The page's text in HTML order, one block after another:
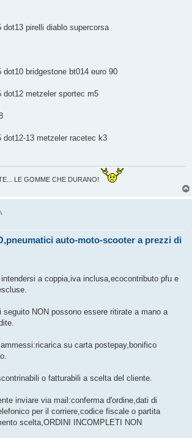
pirelli diablo supercorsa
bridgestone bt014 euro 90
dot12 metzeler sportec m5
dot12-13 metzeler racetec k3
LE GOMME CHE DURANO!
auto-moto-scooter a prezzi di
a coppia,iva inclusa,ecocontributo pfu e
seguito NON possono essere ritirate a mano a
su carta postepay,bonifico
o fatturabili a scelta del cliente.
inviare via mail:conferma d'ordine,dati di
per il corriere,codice fiscale o partita
scelta,ORDINI INCOMPLETI NON